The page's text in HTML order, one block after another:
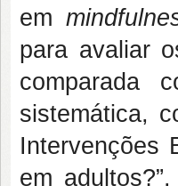
em
para avaliar
comparada
sistemática,
Intervenções
em